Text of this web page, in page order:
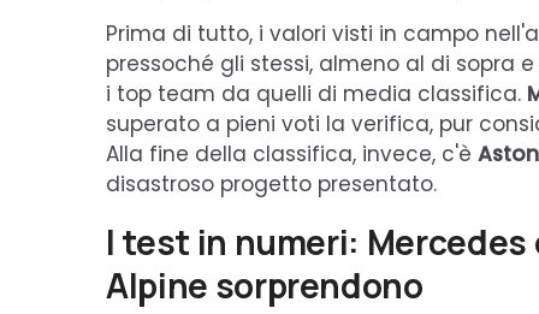
Prima di tutto, i valori visti in campo
pressoché gli stessi, almeno al di sopra
i top team da quelli di media classifica.
superato a pieni voti la verifica, pur
Alla fine della classifica, invece, c'è
disastroso progetto presentato.
I test in numeri: Mercedes
Alpine sorprendono